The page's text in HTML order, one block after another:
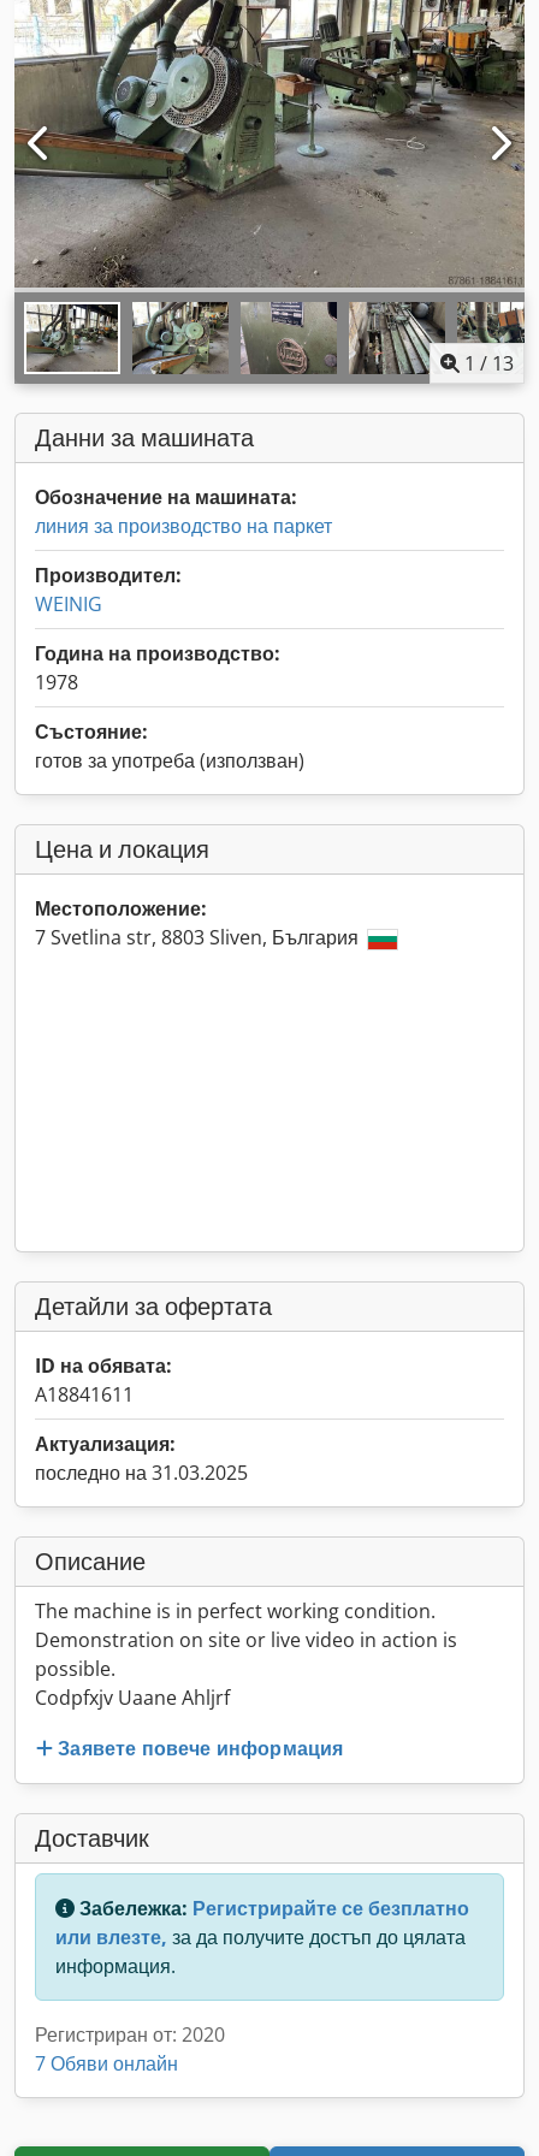
1 / 13
Данни за машината
Обозначение на машината:
линия за производство на паркет
Производител:
WEINIG
Година на производство:
1978
Състояние:
готов за употреба (използван)
Цена и локация
Местоположение:
7 Svetlina str, 8803 Sliven, България
Детайли за офертата
ID на обявата:
A18841611
Актуализация:
последно на 31.03.2025
Описание
The machine is in perfect working condition.
Demonstration on site or live video in action is
possible.
Codpfxjv Uaane Ahljrf
Заявете повече информация
Доставчик
Забележка: Регистрирайте се безплатно
или влезте, за да получите достъп до цялата
информация.
Регистриран от: 2020
7 Обяви онлайн